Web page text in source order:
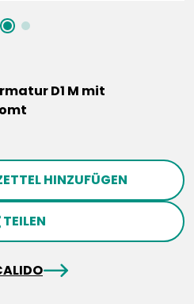
D1 M mit
HINZUFÜGEN
TEILEN
arrowRight